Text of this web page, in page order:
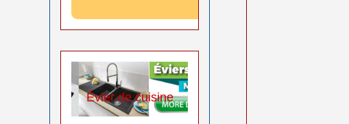
Tout sur le chauffage
Évier de cuisine